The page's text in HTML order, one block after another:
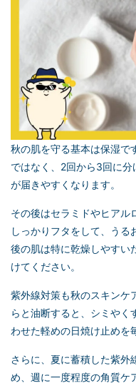
秋の肌を守る基本は保湿で
ではなく、2回から3回に
が届きやすくなります。
その後はセラミドやヒアル
しっかりフタをして、う
後の肌は特に乾燥しやすい
けてください。
紫外線対策も秋のスキンケ
らと油断すると、シミやく
わせた軽めの日焼け止めを
さらに、夏に蓄積した紫外
め、週に一度程度の角質ケ